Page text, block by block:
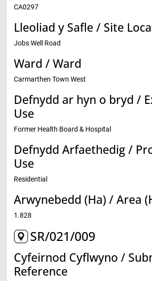
CA0297
Lleoliad y Safle / Site
Jobs Well Road
Ward / Ward
Carmarthen Town West
Defnydd ar hyn o bryd /
Use
Former Health Board & Hospital
Defnydd Arfaethedig /
Use
Residential
Arwynebedd (Ha) / Area
1.828
SR/021/009
Cyfeirnod Cyflwyno /
Reference